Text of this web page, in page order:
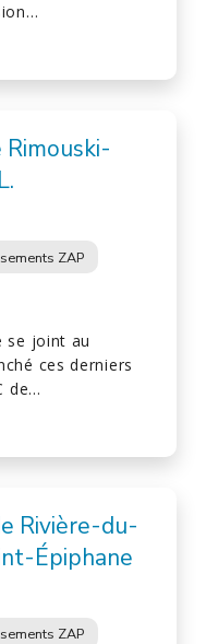
Rimouski-
ZAP
se joint au
ces derniers
de…
Rivière-du-
Épiphane
ZAP